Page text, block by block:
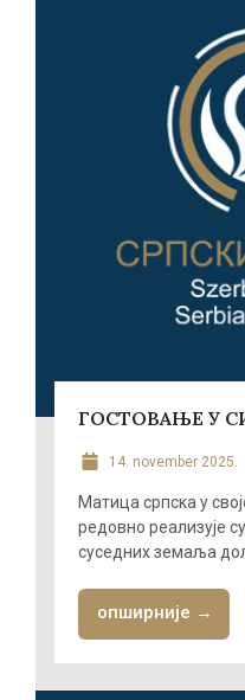
ГОСТОВАЊЕ У
14. november 2025.
Матица српска у
редовно реализује
суседних земаља
опширније →